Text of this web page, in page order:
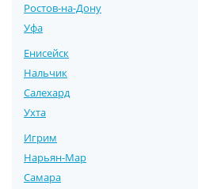
Ростов-на-Дону
Уфа
Енисейск
Нальчик
Салехард
Ухта
Игрим
Нарьян-Мар
Самара